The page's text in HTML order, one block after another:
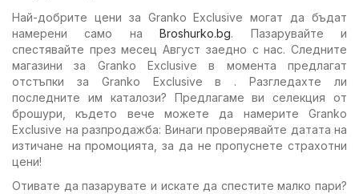
Най-добрите цени за Granko Exclusive могат да бъдат
намерени само наBroshurko.bg. Пазарувайте и
спестявайте през месец Август заедно с нас. Следните
магазини за Granko Exclusive в момента предлагат
отстъпки за Granko Exclusive в . Разгледахте ли
последните им каталози? Предлагаме ви селекция от
брошури, където вече можете да намерите Granko
Exclusive на разпродажба: Винаги проверявайте датата на
изтичане на промоцията, за да не пропуснете страхотни
цени!
Отивате да пазарувате и искате да спестите малко пари?